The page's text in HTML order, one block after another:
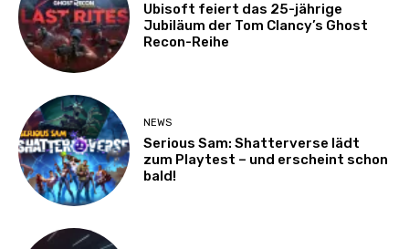
Ubisoft feiert das 25-jährige
Jubiläum der Tom Clancy’s Ghost
Recon-Reihe
NEWS
Serious Sam: Shatterverse lädt
zum Playtest – und erscheint schon
bald!